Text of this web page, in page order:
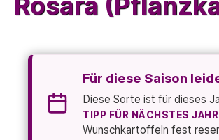
Für diese Saison
Diese Sorte ist für dieses
TIPP FÜR NÄCHSTES
Wunschkartoffeln fest